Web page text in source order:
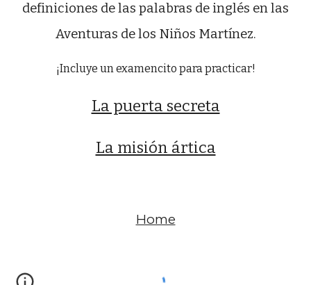
definiciones de las palabras de inglés en las
Aventuras de los Niños Martínez.
¡Incluye un examencito para practicar!
La puerta secreta
La misión ártica
Home